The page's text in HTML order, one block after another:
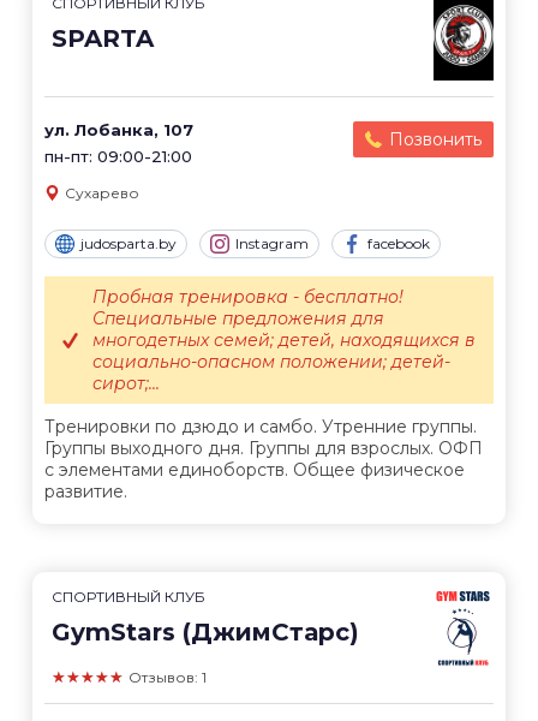
SPARTA
ул. Лобанка, 107
пн-пт: 09:00-21:00
Позвонить
Сухарево
judosparta.by Instagram facebook
Тренировки по дзюдо и самбо. Утренние группы.
Группы выходного дня. Группы для взрослых. ОФП
с элементами единоборств. Общее физическое
развитие.
Пробная тренировка - бесплатно!
Специальные предложения для
многодетных семей; детей, находящихся в
социально-опасном положении; детей-
сирот;...
СПОРТИВНЫЙ КЛУБ
GymStars (ДжимСтарс)
★★★★★ Отзывов: 1